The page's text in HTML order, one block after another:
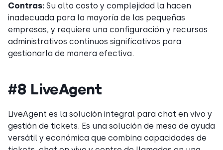
Contras: Su alto costo y complejidad la hacen
inadecuada para la mayoría de las pequeñas
empresas, y requiere una configuración y recursos
administrativos continuos significativos para
gestionarla de manera efectiva.
#8 LiveAgent
LiveAgent es la solución integral para chat en vivo y
gestión de tickets. Es una solución de mesa de ayuda
versátil y económica que combina capacidades de